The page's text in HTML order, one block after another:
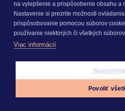
na vylepšenie a prispôsobenie obsahu a
Nastavenie si prezrite možnosti
prispôsobovanie pomocou súborov
používanie niektorých či všetkých
Viac informácií
Nastavenia
Povoliť